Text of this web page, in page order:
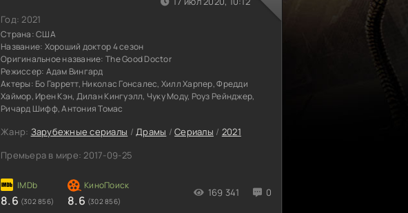
Год:2021
Страна:США
Название: Хороший доктор 4 сезон
Оригинальное название: The Good Doctor
Режиссер: Адам Вингард
Актеры: Бо Гарретт, Николас Гонсалес, Хилл Харпер, Фредди
Хаймор, Ирен Кэн, Дилан Кингуэлл, Чуку Моду, Роуз Рейнджер,
Ричард Шифф, Антония Томас
Жанр: Зарубежные сериалы /Драмы /Сериалы / 2021
Премьера в мире: 2017-09-25
8.6 (302 856) 8.6 (302 856)
169 341 0